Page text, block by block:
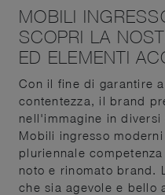
MOBILI
SCOPRI LA
ED ELEMENTI
Con il fine di garantire
contentezza, il brand
nell'immagine in
Mobili ingresso
pluriennale
noto e rinomato brand.
che sia agevole e bello